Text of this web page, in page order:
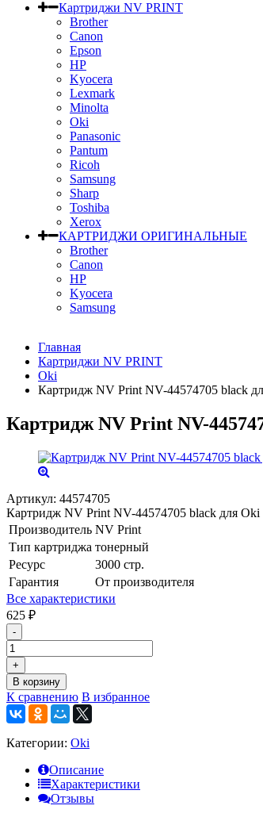
Картриджи NV PRINT
Brother
Canon
Epson
HP
Kyocera
Lexmark
Minolta
Oki
Panasonic
Pantum
Ricoh
Samsung
Sharp
Toshiba
Xerox
КАРТРИДЖИ ОРИГИНАЛЬНЫЕ
Brother
Canon
HP
Kyocera
Samsung
Главная
Картриджи NV PRINT
Oki
Картридж NV Print NV-44574705 black
Картридж NV Print NV-
Артикул: 44574705
Картридж NV Print NV-44574705 black для Oki
Производитель NV Print
Тип картриджа тонерный
Ресурс
3000 стр.
Гарантия
От производителя
Все характеристики
625 ₽
-
+
В корзину
К сравнению В избранное
Категории: Oki
Описание
Характеристики
Отзывы